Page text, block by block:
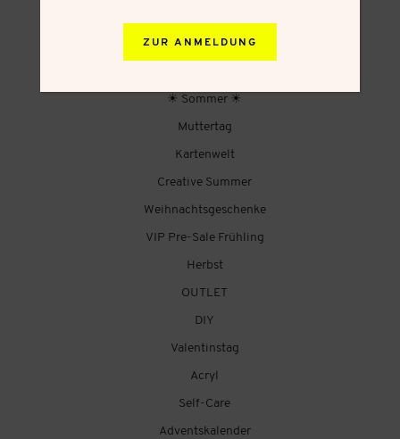
☀ Sommer ☀
Muttertag
Kartenwelt
Creative Summer
Weihnachtsgeschenke
VIP Pre-Sale Frühling
Herbst
OUTLET
DIY
Valentinstag
Acryl
Self-Care
Adventskalender
ZUR ANMELDUNG